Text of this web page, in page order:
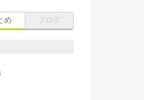
め ブログ